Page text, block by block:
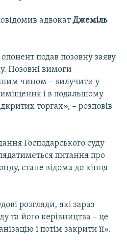
адвокатДжеміль
подав позовну заяву
Позовні вимоги
чином – вилучити у
і в подальшому
торгах», – розповів
Господарського суду
питання про
стане відома до кінця
розгляди, які зараз
та його керівництва – це
і потім закрити її».